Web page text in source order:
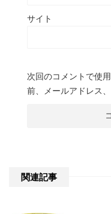
サイト
次回のコメントで使
前、メールアドレス
関連記事